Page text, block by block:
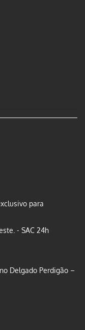
para
- SAC 24h
Delgado Perdigão –